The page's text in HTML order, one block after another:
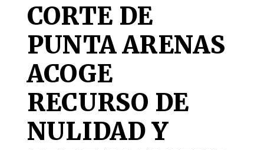
CORTE DE
PUNTA ARENAS
ACOGE
RECURSO DE
NULIDAD Y